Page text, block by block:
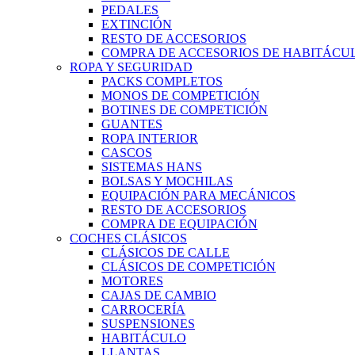
PEDALES
EXTINCIÓN
RESTO DE ACCESORIOS
COMPRA DE ACCESORIOS DE
ROPA Y SEGURIDAD
PACKS COMPLETOS
MONOS DE COMPETICIÓN
BOTINES DE COMPETICIÓN
GUANTES
ROPA INTERIOR
CASCOS
SISTEMAS HANS
BOLSAS Y MOCHILAS
EQUIPACIÓN PARA MECÁNICOS
RESTO DE ACCESORIOS
COMPRA DE EQUIPACIÓN
COCHES CLÁSICOS
CLÁSICOS DE CALLE
CLÁSICOS DE COMPETICIÓN
MOTORES
CAJAS DE CAMBIO
CARROCERÍA
SUSPENSIONES
HABITÁCULO
LLANTAS